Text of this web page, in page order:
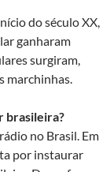
do século XX,
ganharam
surgiram,
marchinhas.
brasileira?
no Brasil. Em
por instaurar